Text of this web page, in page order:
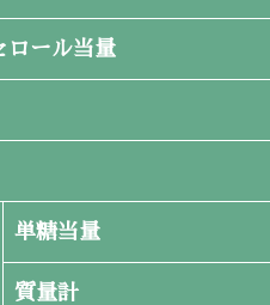
ロール当量
単糖当量
質量計